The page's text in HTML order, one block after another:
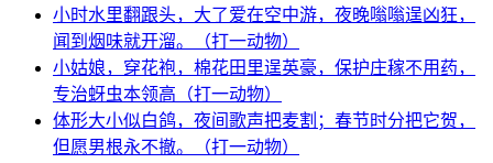
小时水里翻跟头，大了爱在空中游，夜晚嗡嗡逞凶狂，
闻到烟味就开溜。（打一动物）
小姑娘，穿花袍，棉花田里逞英豪，保护庄稼不用药，
专治蚜虫本领高（打一动物）
体形大小似白鸽，夜间歌声把麦割；春节时分把它贺，
但愿男根永不撤。（打一动物）